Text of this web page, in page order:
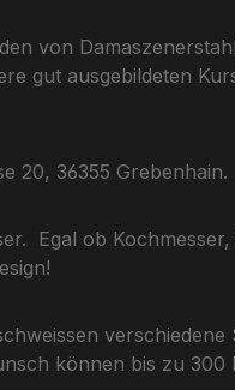
von
gut ausgebildeten
20, 36355 Grebenhain.
Egal ob
können bis zu